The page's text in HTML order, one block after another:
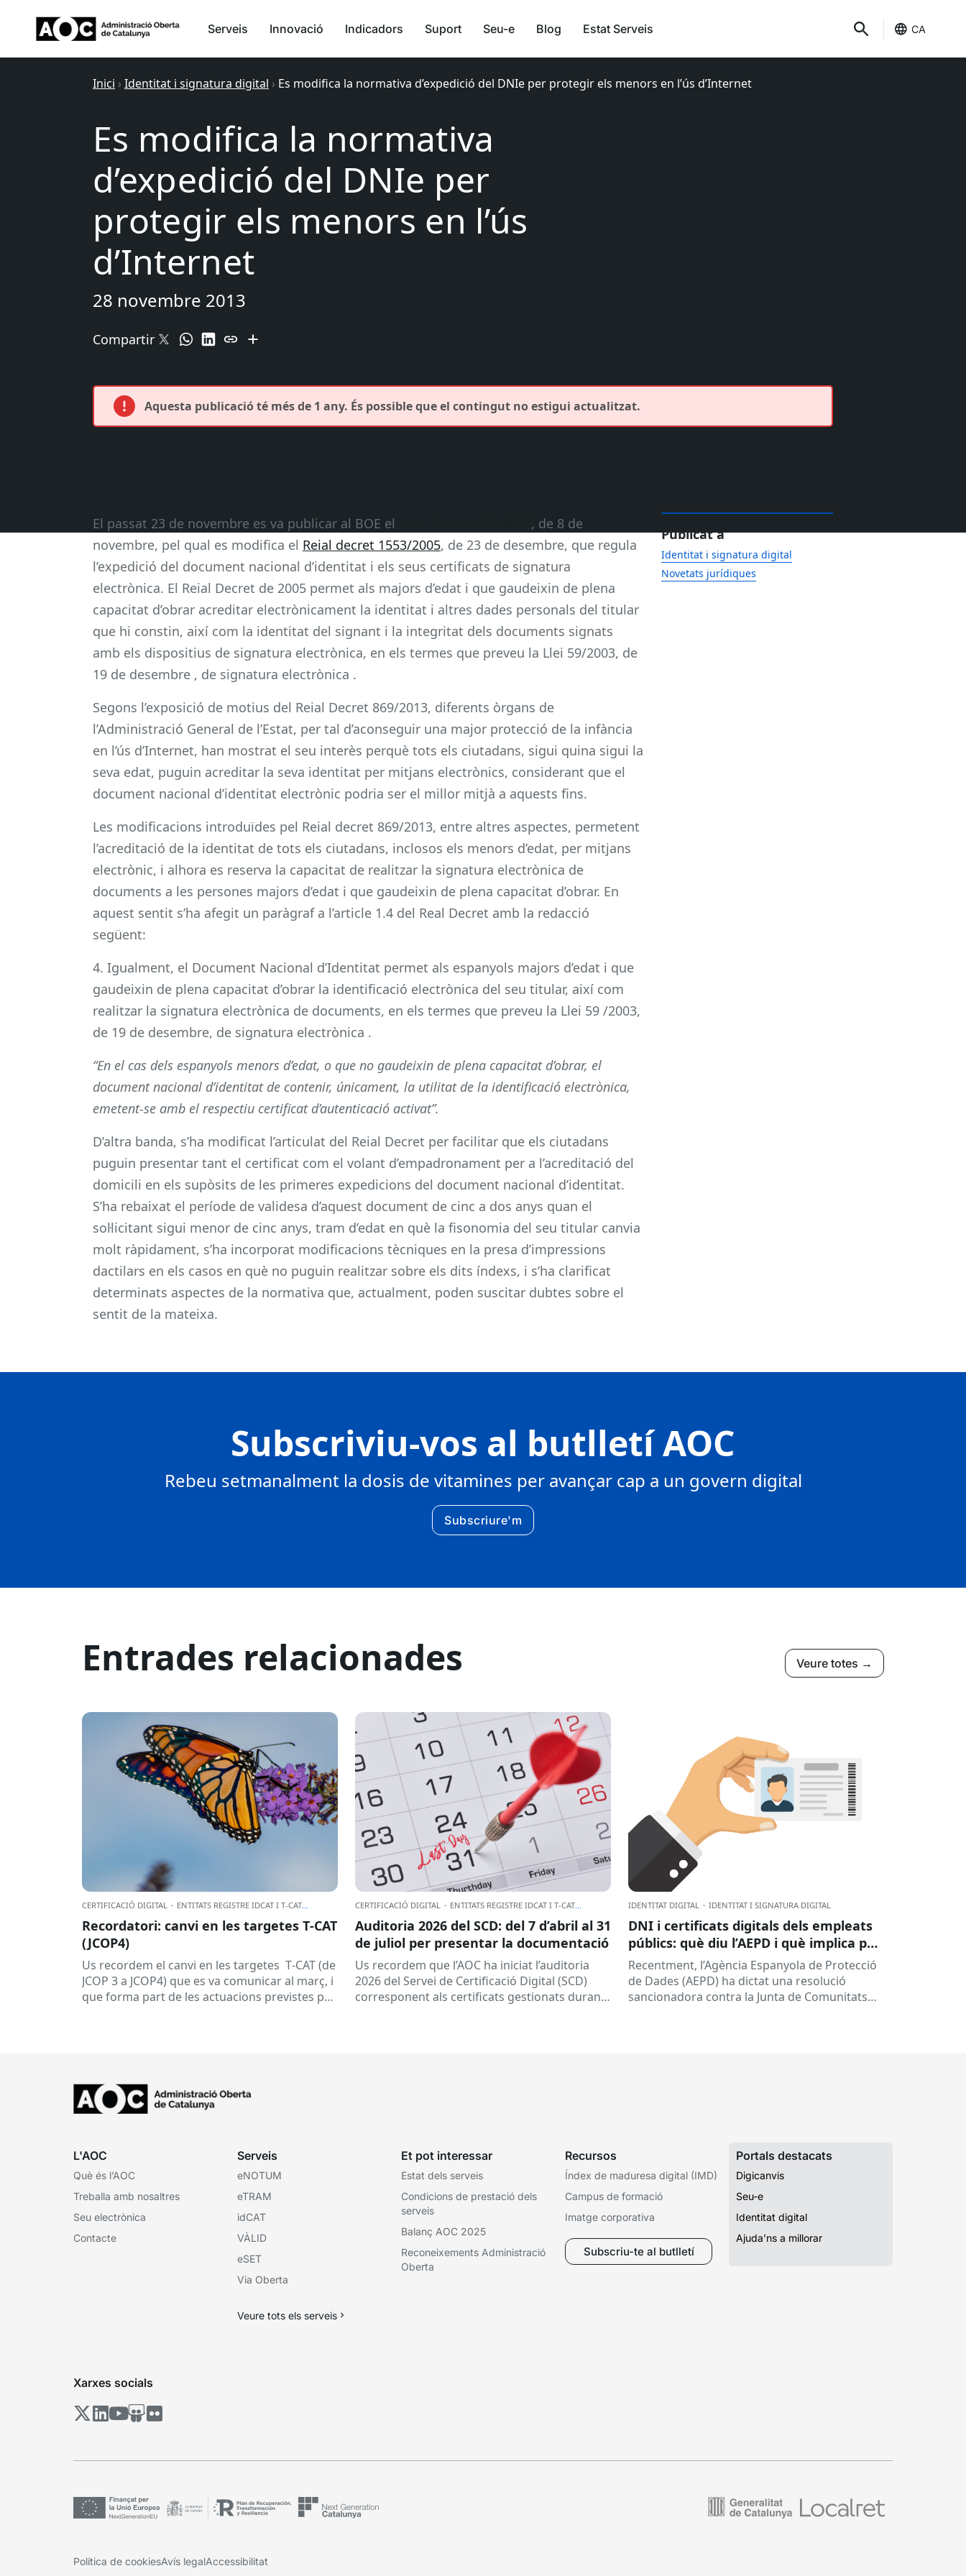
Serveis Innovació Indicadors Suport Seu-e Blog Estat Serveis CA
Inici › Identitat i signatura digital › Es modifica la normativa d’expedició del DNIe per protegir els menors en l’ús d’Internet
Es modifica la normativa
d’expedició del DNIe per
protegir els menors en l’ús
d’Internet
28 novembre 2013
Compartir
Aquesta publicació té més de 1 any. És possible que el contingut no estigui actualitzat.
El passat 23 de novembre es va publicar al BOE el
, de 8 de
novembre, pel qual es modifica el Reial decret 1553/2005, de 23 de desembre, que regula
l’expedició del document nacional d’identitat i els seus certificats de signatura
electrònica. El Reial Decret de 2005 permet als majors d’edat i que gaudeixin de plena
capacitat d’obrar acreditar electrònicament la identitat i altres dades personals del titular
que hi constin, així com la identitat del signant i la integritat dels documents signats
amb els dispositius de signatura electrònica, en els termes que preveu la Llei 59/2003, de
19 de desembre , de signatura electrònica .
Segons l’exposició de motius del Reial Decret 869/2013, diferents òrgans de
l’Administració General de l’Estat, per tal d’aconseguir una major protecció de la infància
en l’ús d’Internet, han mostrat el seu interès perquè tots els ciutadans, sigui quina sigui la
seva edat, puguin acreditar la seva identitat per mitjans electrònics, considerant que el
document nacional d’identitat electrònic podria ser el millor mitjà a aquests fins.
Les modificacions introduïdes pel Reial decret 869/2013, entre altres aspectes, permetent
l’acreditació de la identitat de tots els ciutadans, inclosos els menors d’edat, per mitjans
electrònic, i alhora es reserva la capacitat de realitzar la signatura electrònica de
documents a les persones majors d’edat i que gaudeixin de plena capacitat d’obrar. En
aquest sentit s’ha afegit un paràgraf a l’article 1.4 del Real Decret amb la redacció
següent:
4. Igualment, el Document Nacional d’Identitat permet als espanyols majors d’edat i que
gaudeixin de plena capacitat d’obrar la identificació electrònica del seu titular, així com
realitzar la signatura electrònica de documents, en els termes que preveu la Llei 59 /2003,
de 19 de desembre, de signatura electrònica .
“En el cas dels espanyols menors d’edat, o que no gaudeixin de plena capacitat d’obrar, el
document nacional d’identitat de contenir, únicament, la utilitat de la identificació electrònica,
emetent-se amb el respectiu certificat d’autenticació activat”.
D’altra banda, s’ha modificat l’articulat del Reial Decret per facilitar que els ciutadans
puguin presentar tant el certificat com el volant d’empadronament per a l’acreditació del
domicili en els supòsits de les primeres expedicions del document nacional d’identitat.
S’ha rebaixat el període de validesa d’aquest document de cinc a dos anys quan el
sol·licitant sigui menor de cinc anys, tram d’edat en què la fisonomia del seu titular canvia
molt ràpidament, s’ha incorporat modificacions tècniques en la presa d’impressions
dactilars en els casos en què no puguin realitzar sobre els dits índexs, i s’ha clarificat
determinats aspectes de la normativa que, actualment, poden suscitar dubtes sobre el
sentit de la mateixa.
Publicat a
Identitat i signatura digital
Novetats jurídiques
Subscriviu-vos al butlletí AOC
Rebeu setmanalment la dosis de vitamines per avançar cap a un govern digital
Subscriure'm
Entrades relacionades Veure totes →
CERTIFICACIÓ DIGITAL · ENTITATS REGISTRE IDCAT I T-CAT
Recordatori: canvi en les targetes T‑CAT
(JCOP4)
Us recordem el canvi en les targetes T‑CAT (de
JCOP 3 a JCOP4) que es va comunicar al març, i
que forma part de les actuacions previstes per
CERTIFICACIÓ DIGITAL · ENTITATS REGISTRE IDCAT I T-CAT
Auditoria 2026 del SCD: del 7 d’abril al 31
de juliol per presentar la documentació
Us recordem que l’AOC ha iniciat l’auditoria
2026 del Servei de Certificació Digital (SCD)
corresponent als certificats gestionats durant
IDENTITAT DIGITAL · IDENTITAT I SIGNATURA DIGITAL
DNI i certificats digitals dels empleats
públics: què diu l’AEPD i què implica per
a les administracions?
Recentment, l’Agència Espanyola de Protecció
de Dades (AEPD) ha dictat una resolució
sancionadora contra la Junta de Comunitats
L'AOC
Què és l’AOC
Treballa amb nosaltres
Seu electrònica
Contacte
Serveis
eNOTUM
eTRAM
idCAT
VÀLID
eSET
Via Oberta
Veure tots els serveis
Et pot interessar
Estat dels serveis
Condicions de prestació dels
serveis
Balanç AOC 2025
Reconeixements Administració
Oberta
Recursos
Índex de maduresa digital (IMD)
Campus de formació
Imatge corporativa
Subscriu-te al butlletí
Portals destacats
Digicanvis
Seu-e
Identitat digital
Ajuda’ns a millorar
Xarxes socials
Política de cookiesAvís legalAccessibilitat